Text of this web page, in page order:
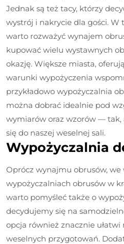
Jednak są też tacy, którzy
wystrój i nakrycie dla gości.
warto rozważyć wynajem
kupować wielu wystawnych
okazję. Większe miasta,
warunki wypożyczenia
przykładowo wypożyczalnia
można dobrać idealnie pod
wymiarów oraz wzorów — tak,
się do naszej weselnej sali.
Wypożyczalnia
Oprócz wynajmu obrusów,
wypożyczalniach obrusów w
warto pomyśleć także o
decydujemy się na
opcja również znacznie ułatwi
weselnych przygotowań.